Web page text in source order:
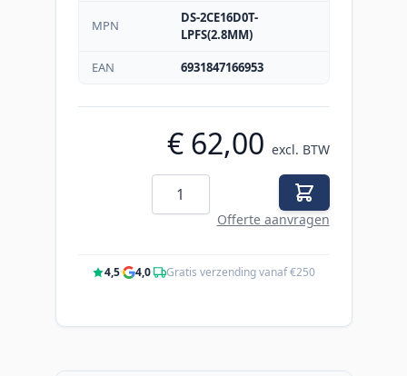
MPN
DS-2CE16D0T-
LPFS(2.8MM)
EAN
6931847166953
€ 62,00 excl. BTW
Aantal
Offerte aanvragen
4,5· 4,0· Gratis verzending vanaf €250